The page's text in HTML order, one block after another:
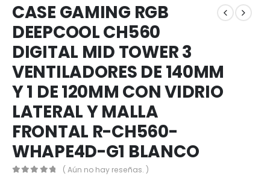
CASE GAMING RGB
DEEPCOOL CH560
DIGITAL MID TOWER 3
VENTILADORES DE 140MM
Y 1 DE 120MM CON VIDRIO
LATERAL Y MALLA
FRONTAL R-CH560-
WHAPE4D-G1 BLANCO
( Aún no hay reseñas. )